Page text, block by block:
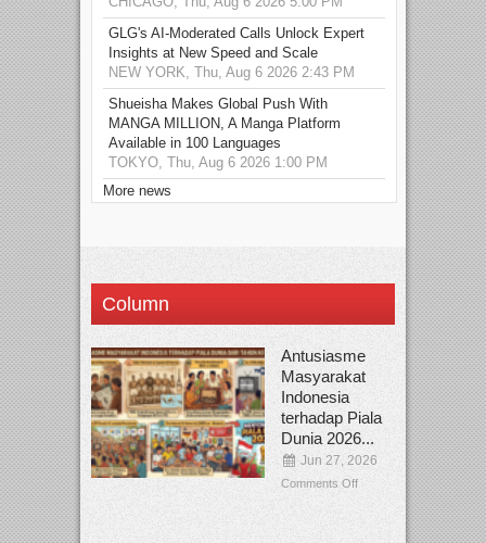
GLG's AI-Moderated Calls Unlock Expert
Insights at New Speed and Scale
NEW YORK, Thu, Aug 6 2026 2:43 PM
Shueisha Makes Global Push With
MANGA MILLION, A Manga Platform
Available in 100 Languages
TOKYO, Thu, Aug 6 2026 1:00 PM
More news
Column
Antusiasme
Masyarakat
Indonesia
terhadap Piala
Dunia 2026...
Jun 27, 2026
Comments Off